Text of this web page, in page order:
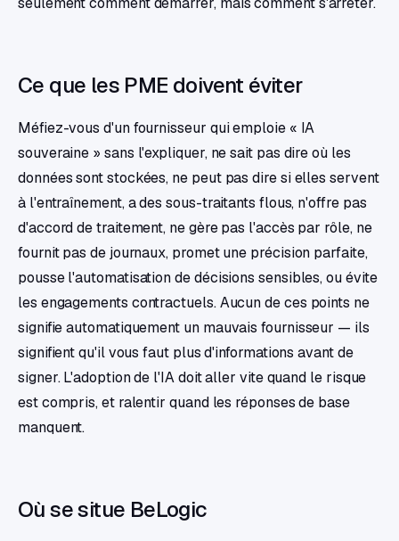
Ce que les PME doivent éviter
Méfiez-vous d'un fournisseur qui emploie « IA
souveraine » sans l'expliquer, ne sait pas dire où les
données sont stockées, ne peut pas dire si elles servent
à l'entraînement, a des sous-traitants flous, n'offre pas
d'accord de traitement, ne gère pas l'accès par rôle, ne
fournit pas de journaux, promet une précision parfaite,
pousse l'automatisation de décisions sensibles, ou évite
les engagements contractuels. Aucun de ces points ne
signifie automatiquement un mauvais fournisseur — ils
signifient qu'il vous faut plus d'informations avant de
signer. L'adoption de l'IA doit aller vite quand le risque
est compris, et ralentir quand les réponses de base
manquent.
Où se situe BeLogic